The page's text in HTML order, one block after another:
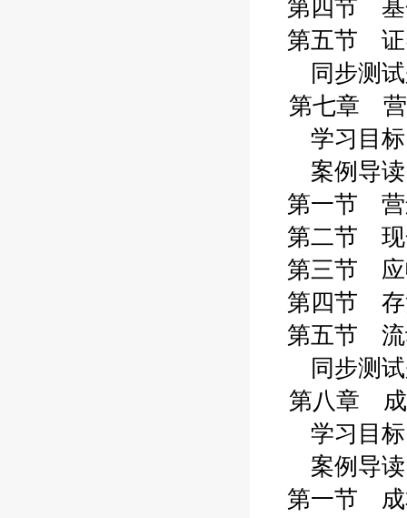
第四节 基
第五节 证
同步测试
第七章 营
学习目标
案例导读
第一节 营
第二节 现
第三节 应
第四节 存
第五节 流
同步测试
第八章 成
学习目标
案例导读
第一节 成